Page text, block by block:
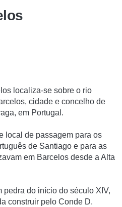
localiza-se sobre o rio
cidade e concelho de
em Portugal.
local de passagem para os
de Santiago e para as
em Barcelos desde a Alta
pedra do início do século XIV,
construir pelo Conde D.